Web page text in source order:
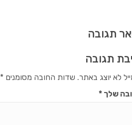
תגובה
תגובה
לא יוצג באתר. שדות החובה מסומנים*
שלך*